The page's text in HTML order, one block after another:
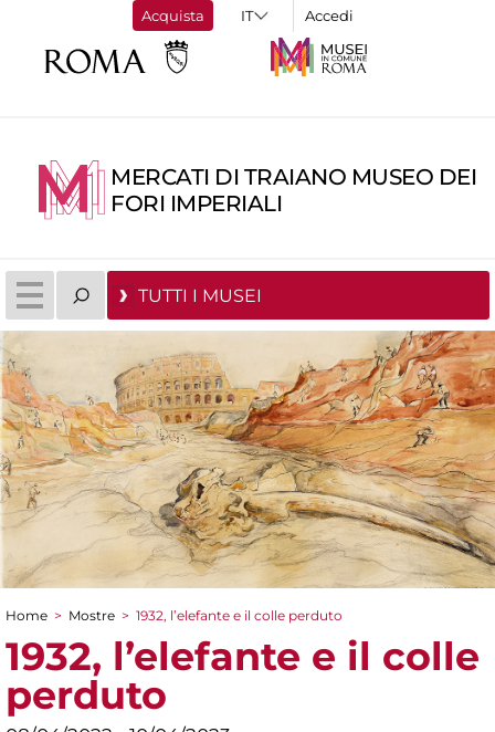
Acquista Accedi
MERCATI DI TRAIANO MUSEO DEI
FORI IMPERIALI
TUTTI I MUSEI
Tu sei qui
Home > Mostre > 1932, l’elefante e il colle perduto
1932, l’elefante e il colle
perduto